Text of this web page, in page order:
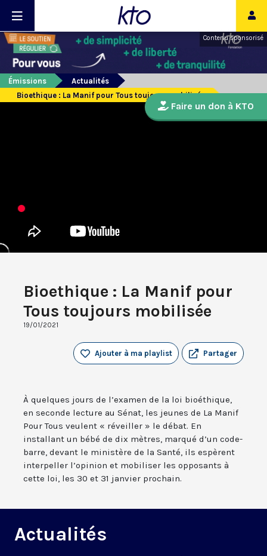
Contenu sponsorisé
Émissions
Actualités
Bioethique : La Manif pour Tous toujours mobilisée
Bioethique : La Manif pour
Tous toujours mobilisée
19/01/2021
Partager
Ajouter à ma playlist
À quelques jours de l’examen de la loi bioéthique,
en seconde lecture au Sénat, les jeunes de La Manif
Pour Tous veulent « réveiller » le débat. En
installant un bébé de dix mètres, marqué d’un code-
barre, devant le ministère de la Santé, ils espèrent
interpeller l’opinion et mobiliser les opposants à
cette loi, les 30 et 31 janvier prochain.
Actualités
Faire un don à KTO